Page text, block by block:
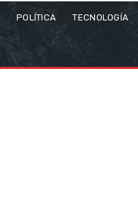
POLÍTICA TECNOLOGÍA